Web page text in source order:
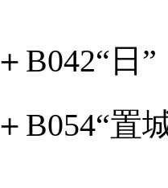
＋ B042“日”
＋ B054“置